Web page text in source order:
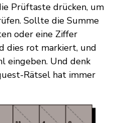
Prüftaste drücken, um
Sollte die Summe
oder eine Ziffer
dies rot markiert, und
eingeben. Und denk
Rätsel hat immer